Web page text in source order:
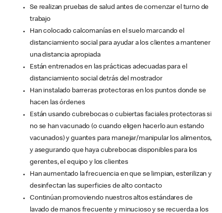
Se realizan pruebas de salud antes de comenzar el turno de
trabajo
Han colocado calcomanías en el suelo marcando el
distanciamiento social para ayudar a los clientes a mantener
una distancia apropiada
Están entrenados en las prácticas adecuadas para el
distanciamiento social detrás del mostrador
Han instalado barreras protectoras en los puntos donde se
hacen las órdenes
Están usando cubrebocas o cubiertas faciales protectoras si
no se han vacunado (o cuando eligen hacerlo aun estando
vacunados) y guantes para manejar/manipular los alimentos,
y asegurando que haya cubrebocas disponibles para los
gerentes, el equipo y los clientes
Han aumentado la frecuencia en que se limpian, esterilizan y
desinfectan las superficies de alto contacto
Continúan promoviendo nuestros altos estándares de
lavado de manos frecuente y minucioso y se recuerda a los